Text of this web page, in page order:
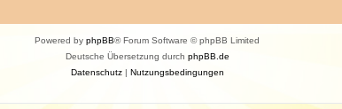
Powered by phpBB® Forum Software © phpBB Limited
Deutsche Übersetzung durch phpBB.de
Datenschutz| Nutzungsbedingungen